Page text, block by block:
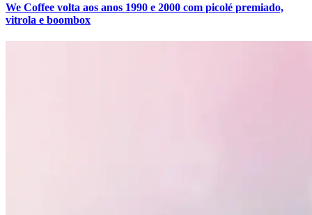
We Coffee volta aos anos 1990 e 2000 com picolé premiado,
vitrola e boombox